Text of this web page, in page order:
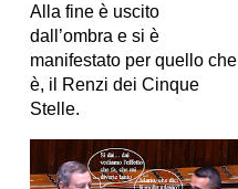
Alla fine è uscito
dall’ombra e si è
manifestato per quello che
è, il Renzi dei Cinque
Stelle.